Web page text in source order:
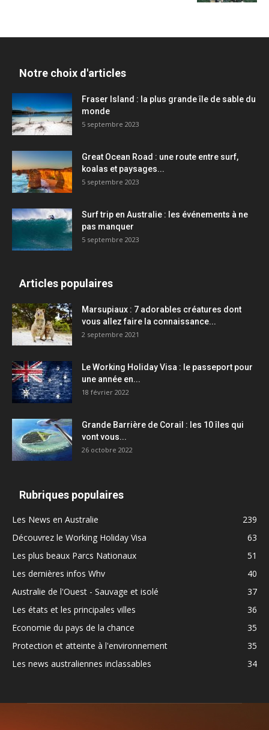
Notre choix d'articles
Fraser Island : la plus grande île de sable du
monde
5 septembre 2023
Great Ocean Road : une route entre surf,
koalas et paysages...
5 septembre 2023
Surf trip en Australie : les événements à ne
pas manquer
5 septembre 2023
Articles populaires
Marsupiaux : 7 adorables créatures dont
vous allez faire la connaissance...
2 septembre 2021
Le Working Holiday Visa : le passeport pour
une année en...
18 février 2022
Grande Barrière de Corail : les 10 îles qui
vont vous...
26 octobre 2022
Rubriques populaires
Les News en Australie
239
Découvrez le Working Holiday Visa
63
Les plus beaux Parcs Nationaux
51
Les dernières infos Whv
40
Australie de l'Ouest - Sauvage et isolé
37
Les états et les principales villes
36
Economie du pays de la chance
35
Protection et atteinte à l'environnement
35
Les news australiennes inclassables
34